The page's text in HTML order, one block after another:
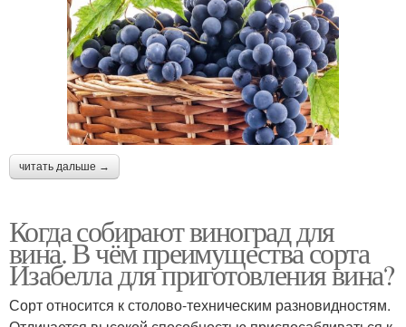
читать дальше →
Когда собирают виноград для
вина. В чём преимущества сорта
Изабелла для приготовления вина?
Сорт относится к столово-техническим разновидностям.